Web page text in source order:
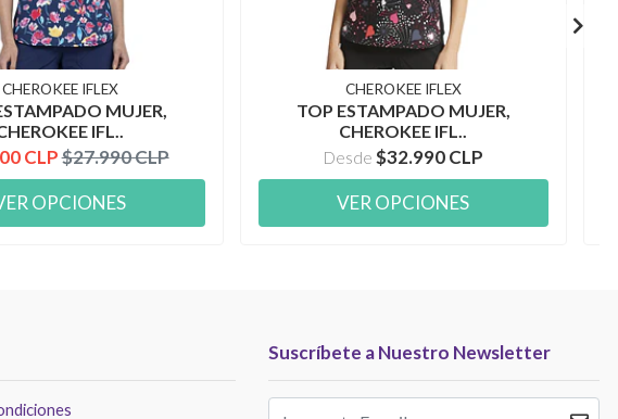
CHEROKEE IFLEX
MUJER,
IFL..
CLP$27.990 CLP
OPCIONES
CHEROKEE IFLEX
TOP ESTAMPADO MUJER,
CHEROKEE IFL..
Desde $32.990 CLP
VER OPCIONES
Suscríbete a Nuestro Newsletter